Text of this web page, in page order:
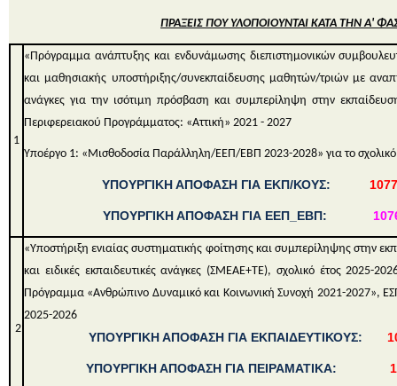
ΠΡΑΞΕΙΣ ΠΟΥ ΥΛΟΠΟΙΟΥΝΤΑΙ ΚΑΤΑ ΤΗΝ Α'
1
«Πρόγραμμα ανάπτυξης και ενδυνάμωσης διεπιστημονικών
και μαθησιακής υποστήριξης/συνεκπαίδευσης μαθητών/τριών με
ανάγκες για την ισότιμη πρόσβαση και συμπερίληψη στην
Περιφερειακού Προγράμματος: «Αττική» 2021 - 2027
Υποέργο 1: «Μισθοδοσία Παράλληλη/ΕΕΠ/ΕΒΠ 2023-2028» για το σχολικό
ΥΠΟΥΡΓΙΚΗ ΑΠΟΦΑΣΗ ΓΙΑ ΕΚΠ/ΚΟΥΣ:
ΥΠΟΥΡΓΙΚΗ ΑΠΟΦΑΣΗ ΓΙΑ ΕΕΠ_ΕΒΠ:
2
«Υποστήριξη ενιαίας συστηματικής φοίτησης και συμπερίληψης στην
και ειδικές εκπαιδευτικές ανάγκες (ΣΜΕΑΕ+ΤΕ), σχολικό έτος 2025-
Πρόγραμμα «Ανθρώπινο Δυναμικό και Κοινωνική Συνοχή 2021-2027»,
2025-2026
ΥΠΟΥΡΓΙΚΗ ΑΠΟΦΑΣΗ ΓΙΑ ΕΚΠΑΙΔΕΥΤΙΚΟΥΣ:
ΥΠΟΥΡΓΙΚΗ ΑΠΟΦΑΣΗ ΓΙΑ ΠΕΙΡΑΜΑΤΙΚΑ: